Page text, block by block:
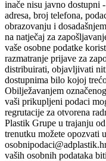
inače nisu javno dostupni
adresa, broj telefona,
obrazovanju i
na natječaj za
vaše osobne podatke
razmatranje prijave za
distribuirati, objavljivati
dostupnima bilo kojoj
Obilježavanjem
vaši prikupljeni podaci
regrutacije za otvorena
Plastik Grupe u trajanju
trenutku možete opozvati
vaših osobnih podataka